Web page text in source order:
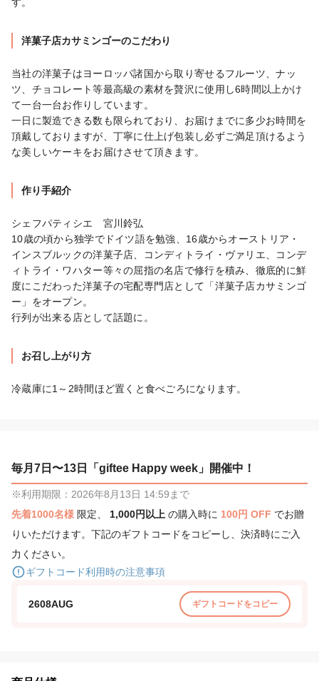
す。
洋菓子店カサミンゴーのこだわり
当社の洋菓子はヨーロッパ諸国から取り寄せるフルーツ、ナッ
ツ、チョコレート等最高級の素材を贅沢に使用し6時間以上かけ
て一台一台お作りしています。
一日に製造できる数も限られており、お届けまでに多少お時間を
頂戴しておりますが、丁寧に仕上げ包装し必ずご満足頂けるよう
な美しいケーキをお届けさせて頂きます。
作り手紹介
シェフパティシエ　宮川鈴弘
10歳の頃から独学でドイツ語を勉強、16歳からオーストリア・
インスブルックの洋菓子店、コンディトライ・ヴァリエ、コンデ
ィトライ・ワハター等々の屈指の名店で修行を積み、徹底的に鮮
度にこだわった洋菓子の宅配専門店として「洋菓子店カサミンゴ
ー」をオープン。
行列が出来る店として話題に。
お召し上がり方
冷蔵庫に1～2時間ほど置くと食べごろになります。
毎月7日〜13日「giftee Happy week」開催中！
※利用期限：2026年8月13日 14:59まで
先着1000名様 限定、 1,000円以上 の購入時に 100円 OFF でお贈
りいただけます。下記のギフトコードをコピーし、決済時にご入
力ください。
ギフトコード利用時の注意事項
2608AUG ギフトコードをコピー